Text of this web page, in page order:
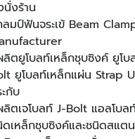
งร้าน
ลมป์ฟันจระเข้ Beam
ลิตยูโบลท์เหล็กชุบซิงค์ ยูโ
ยูโบลท์เหล็กแผ่น Strap
กับ
ลิตเจโบลท์ J-Bolt แอลโบ
เหล็กชุบซิงค์และชนิดสแต